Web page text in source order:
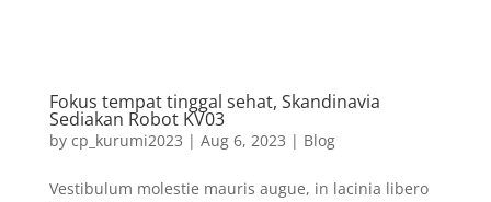
Fokus tempat tinggal sehat, Skandinavia
Sediakan Robot KV03
by cp_kurumi2023 | Aug 6, 2023 | Blog
Vestibulum molestie mauris augue, in lacinia libero